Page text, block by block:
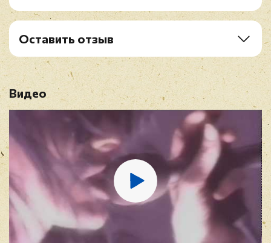
B2. Doctor Jeep
B3. More
B4. I Was Wrong
Оставить отзыв
Имя*
E-mail *
Отзыв *
Видео